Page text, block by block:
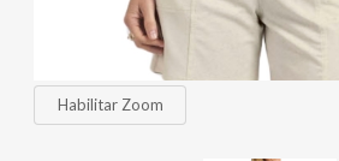
Habilitar Zoom